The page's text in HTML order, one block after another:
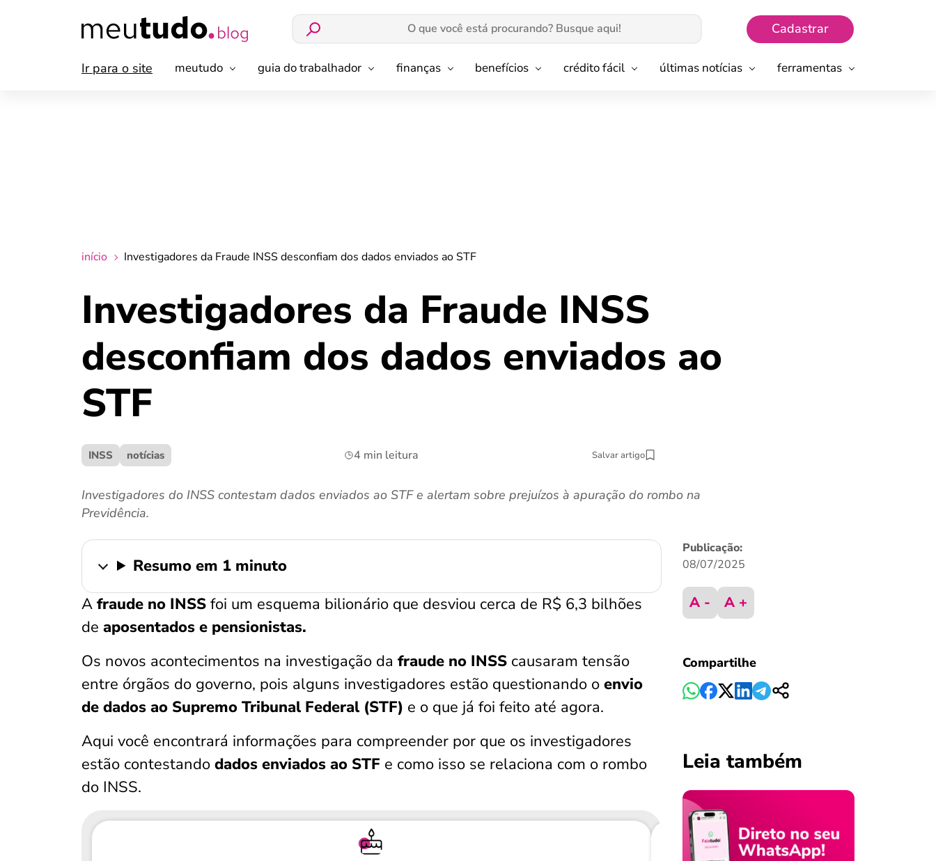
Cadastrar
Ir para o site meutudo guia do trabalhador finanças benefícios crédito fácil últimas notícias ferramentas
início Investigadores da Fraude INSS desconfiam dos dados enviados ao STF
Investigadores da Fraude INSS
desconfiam dos dados enviados ao
STF
INSS notícias 4 min leitura Salvar artigo
Investigadores do INSS contestam dados enviados ao STF e alertam sobre prejuízos à apuração do rombo na
Previdência.
Resumo em 1 minuto
A fraude no INSS foi um esquema bilionário que desviou cerca de R$ 6,3 bilhões
de aposentados e pensionistas.
Os novos acontecimentos na investigação da fraude no INSS causaram tensão
entre órgãos do governo, pois alguns investigadores estão questionando o envio
de dados ao Supremo Tribunal Federal (STF) e o que já foi feito até agora.
Aqui você encontrará informações para compreender por que os investigadores
estão contestando dados enviados ao STF e como isso se relaciona com o rombo
do INSS.
Publicação:
08/07/2025
A - A +
Compartilhe
Leia também